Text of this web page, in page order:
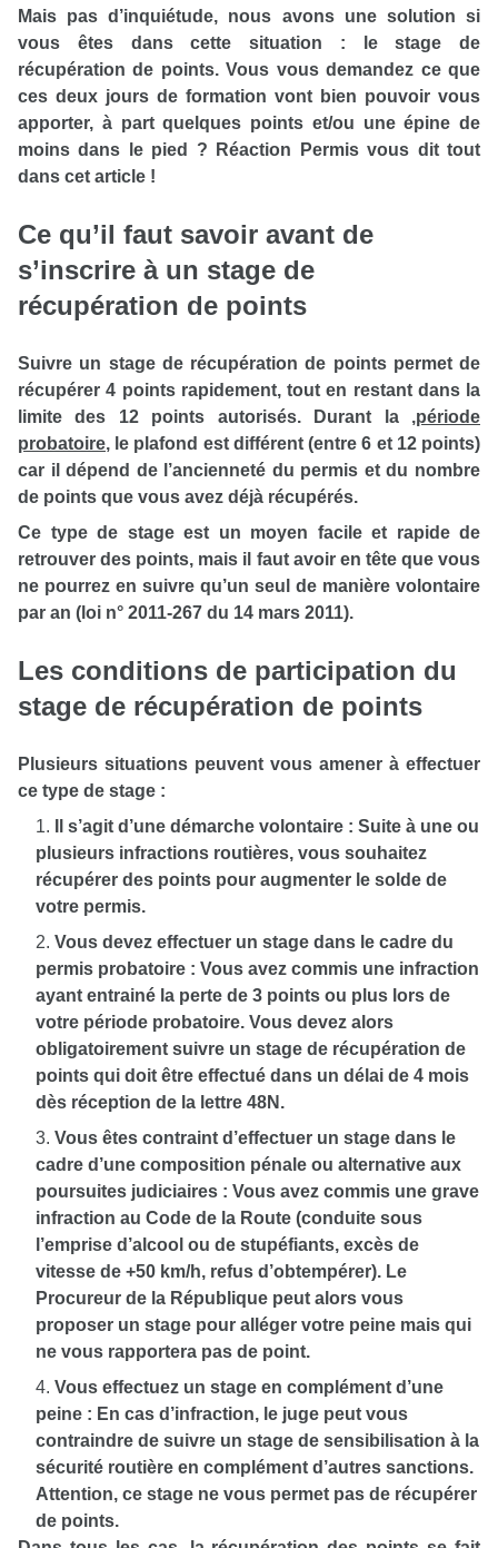
Mais pas d’inquiétude, nous avons une solution si
vous êtes dans cette situation : le stage de
récupération de points. Vous vous demandez ce que
ces deux jours de formation vont bien pouvoir vous
apporter, à part quelques points et/ou une épine de
moins dans le pied ? Réaction Permis vous dit tout
dans cet article !
Ce qu’il faut savoir avant de
s’inscrire à un stage de
récupération de points
Suivre un stage de récupération de points permet de
récupérer 4 points rapidement, tout en restant dans la
limite des 12 points autorisés. Durant la ,période
probatoire, le plafond est différent (entre 6 et 12 points)
car il dépend de l’ancienneté du permis et du nombre
de points que vous avez déjà récupérés.
Ce type de stage est un moyen facile et rapide de
retrouver des points, mais il faut avoir en tête que vous
ne pourrez en suivre qu’un seul de manière volontaire
par an (loi n° 2011-267 du 14 mars 2011).
Les conditions de participation du
stage de récupération de points
Plusieurs situations peuvent vous amener à effectuer
ce type de stage :
Il s’agit d’une démarche volontaire : Suite à une ou
plusieurs infractions routières, vous souhaitez
récupérer des points pour augmenter le solde de
votre permis.
Vous devez effectuer un stage dans le cadre du
permis probatoire : Vous avez commis une infraction
ayant entrainé la perte de 3 points ou plus lors de
votre période probatoire. Vous devez alors
obligatoirement suivre un stage de récupération de
points qui doit être effectué dans un délai de 4 mois
dès réception de la lettre 48N.
Vous êtes contraint d’effectuer un stage dans le
cadre d’une composition pénale ou alternative aux
poursuites judiciaires : Vous avez commis une grave
infraction au Code de la Route (conduite sous
l’emprise d’alcool ou de stupéfiants, excès de
vitesse de +50 km/h, refus d’obtempérer). Le
Procureur de la République peut alors vous
proposer un stage pour alléger votre peine mais qui
ne vous rapportera pas de point.
Vous effectuez un stage en complément d’une
peine : En cas d’infraction, le juge peut vous
contraindre de suivre un stage de sensibilisation à la
sécurité routière en complément d’autres sanctions.
Attention, ce stage ne vous permet pas de récupérer
de points.